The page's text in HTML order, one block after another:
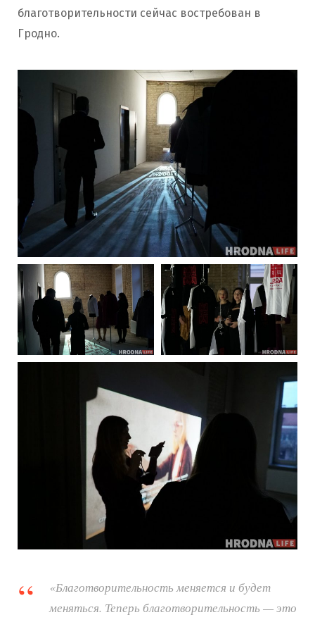
благотворительности сейчас востребован в
Гродно.
«Благотворительность меняется и будет
меняться. Теперь благотворительность — это